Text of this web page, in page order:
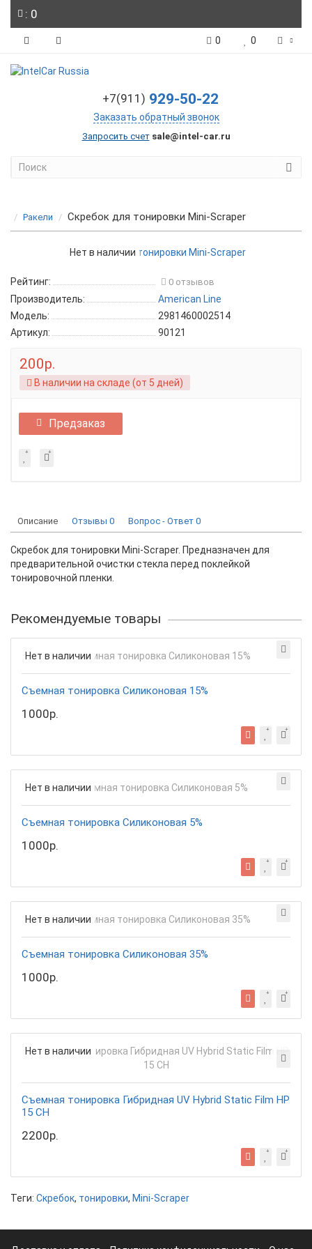
: 0
0 0
+7(911) 929-50-22
Заказать обратный звонок
Запросить счет sale@intel-car.ru
Ракели Скребок для тонировки Mini-Scraper
Нет в наличии
Рейтинг: 0 отзывов
Производитель:
American Line
Модель:
2981460002514
Артикул:
90121
200р.
В наличии на складе (от 5 дней)
Предзаказ
Описание Отзывы 0 Вопрос - Ответ 0
Скребок для тонировки Mini-Scraper. Предназначен для
предварительной очистки стекла перед поклейкой
тонировочной пленки.
Рекомендуемые товары
Нет в наличии
Съемная тонировка Силиконовая 15%
1000р.
Нет в наличии
Съемная тонировка Силиконовая 5%
1000р.
Нет в наличии
Съемная тонировка Силиконовая 35%
1000р.
Нет в наличии
Съемная тонировка Гибридная UV Hybrid Static Film HP
15 CH
2200р.
Теги: Скребок, тонировки, Mini-Scraper